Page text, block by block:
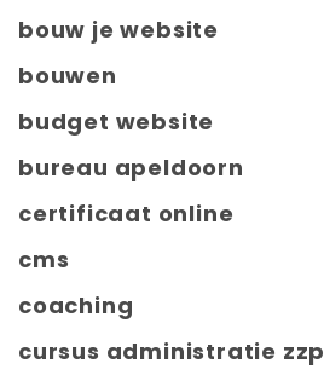
bouw je website
bouwen
budget website
bureau apeldoorn
certificaat online
cms
coaching
cursus administratie zzp